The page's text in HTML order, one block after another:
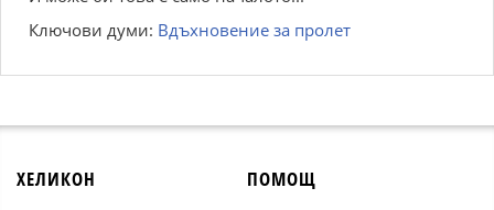
Ключови думи: Вдъхновение за пролет
ХЕЛИКОН ПОМОЩ